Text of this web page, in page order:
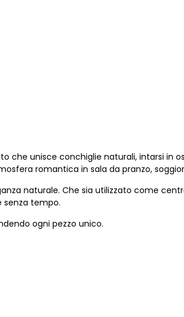
unisce conchiglie naturali, intarsi in
romantica in sala da pranzo,
naturale. Che sia utilizzato come
tempo.
ogni pezzo unico.